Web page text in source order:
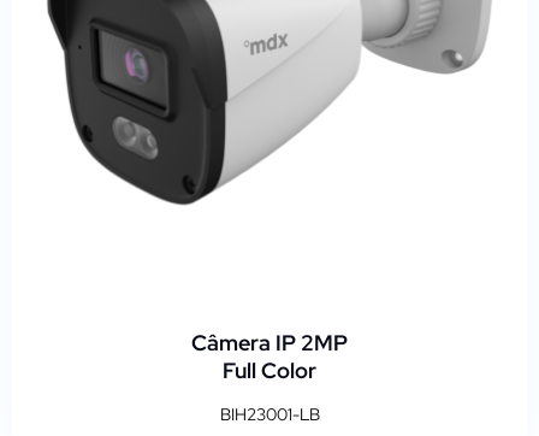
Câmera IP 2MP
Full Color
BIH23001-LB